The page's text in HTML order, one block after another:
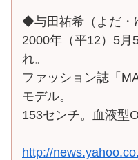
◆与田祐希（よだ・
2000年（平12）5月
れ。
ファッション誌「
モデル。
153センチ。血液型O
http://